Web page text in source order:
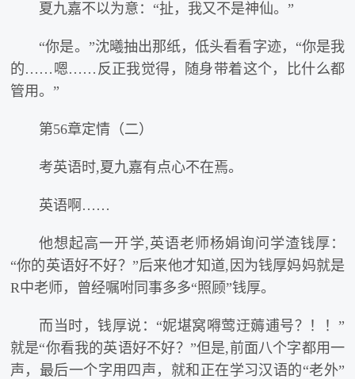
夏九嘉不以为意：“扯，我又不是神仙。”
“你是。”沈曦抽出那纸，低头看看字迹，“你是我
的……嗯……反正我觉得，随身带着这个，比什么都
管用。”
第56章定情（二）
考英语时,夏九嘉有点心不在焉。
英语啊……
他想起高一开学,英语老师杨娟询问学渣钱厚：
“你的英语好不好？”后来他才知道,因为钱厚妈妈就是
R中老师，曾经嘱咐同事多多“照顾”钱厚。
而当时，钱厚说：“妮堪窝嘚莺迂薅逋号？！！”
就是“你看我的英语好不好？”但是,前面八个字都用一
声，最后一个字用四声，就和正在学习汉语的“老外”